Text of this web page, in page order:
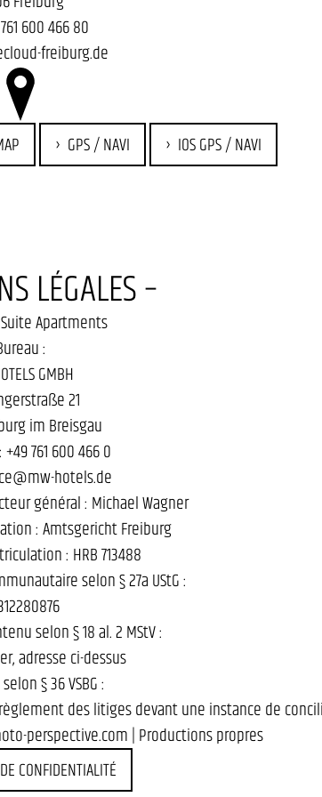
600 466 80
freiburg.de
GPS / NAVI IOS GPS / NAVI
LÉGALES –
Suite Apartments
:
GMBH
21
im Breisgau
761 600 466 0
hotels.de
général : Michael Wagner
: Amtsgericht Freiburg
: HRB 713488
selon § 27a UStG :
selon § 18 al. 2 MStV :
adresse ci-dessus
§ 36 VSBG :
des litiges devant une instance de
perspective.com | Productions propres
CONFIDENTIALITÉ